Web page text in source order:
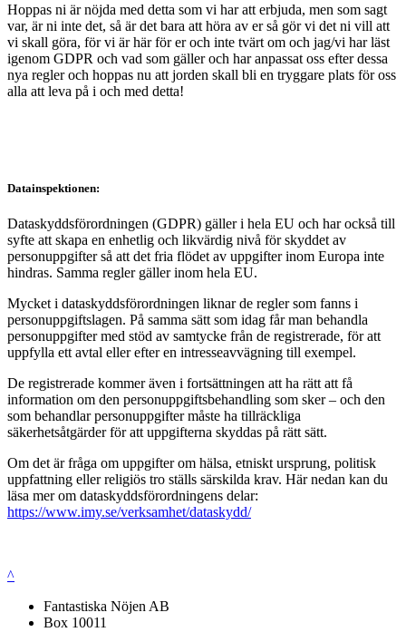
Hoppas ni är nöjda med detta som vi har att erbjuda, men som sagt
var, är ni inte det, så är det bara att höra av er så gör vi det ni vill att
vi skall göra, för vi är här för er och inte tvärt om och jag/vi har läst
igenom GDPR och vad som gäller och har anpassat oss efter dessa
nya regler och hoppas nu att jorden skall bli en tryggare plats för oss
alla att leva på i och med detta!
Datainspektionen:
Dataskyddsförordningen (GDPR) gäller i hela EU och har också till
syfte att skapa en enhetlig och likvärdig nivå för skyddet av
personuppgifter så att det fria flödet av uppgifter inom Europa inte
hindras. Samma regler gäller inom hela EU.
Mycket i dataskyddsförordningen liknar de regler som fanns i
personuppgiftslagen. På samma sätt som idag får man behandla
personuppgifter med stöd av samtycke från de registrerade, för att
uppfylla ett avtal eller efter en intresseavvägning till exempel.
De registrerade kommer även i fortsättningen att ha rätt att få
information om den personuppgiftsbehandling som sker – och den
som behandlar personuppgifter måste ha tillräckliga
säkerhetsåtgärder för att uppgifterna skyddas på rätt sätt.
Om det är fråga om uppgifter om hälsa, etniskt ursprung, politisk
uppfattning eller religiös tro ställs särskilda krav. Här nedan kan du
läsa mer om dataskyddsförordningens delar:
https://www.imy.se/verksamhet/dataskydd/
^
Fantastiska Nöjen AB
Box 10011